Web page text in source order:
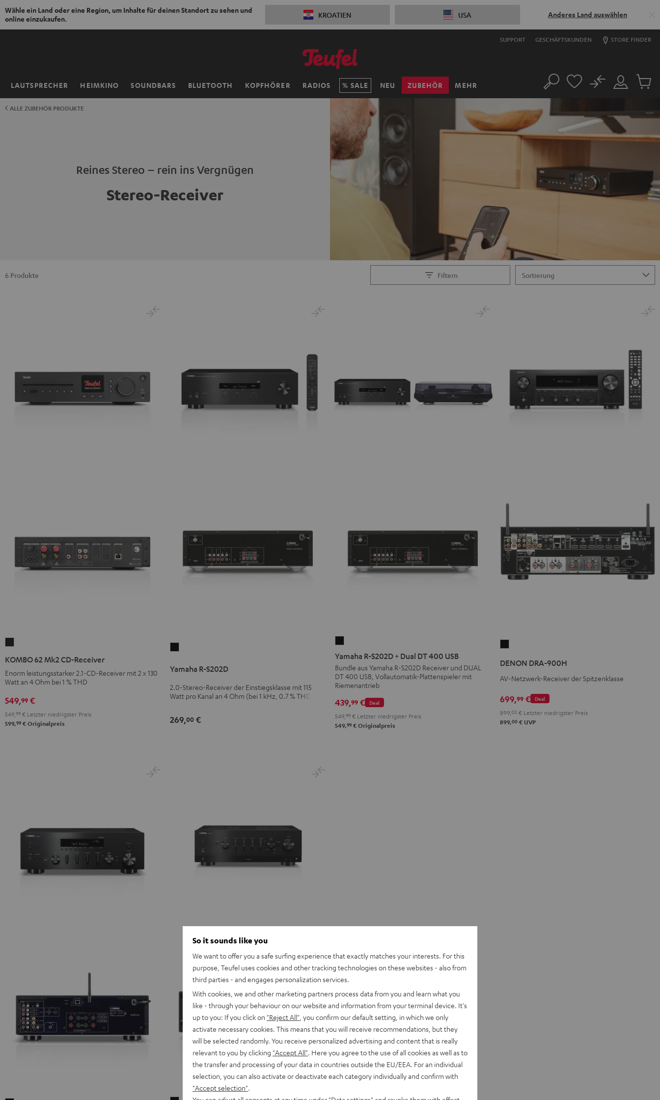
Wähle ein Land oder eine Region, um Inhalte für deinen Standort zu sehen und
online einzukaufen.
KROATIEN USA Anderes Land auswählen
ZUM
SUPPORT GESCHÄFTSKUNDEN STORE FINDER
LAUTSPRECHER HEIMKINO SOUNDBARS BLUETOOTH KOPFHÖRER RADIOS SALE NEU ZUBEHÖR MEHR
Startseite Suche
Mein
No
Artikel
ALLE ZUBEHÖR PRODUKTE
Reines Stereo – rein ins Vergnügen
Stereo-Receiver
Filtern
6 Produkte
CD-
Night
Black
KOMBO 62 Mk2 CD-Receiver
Enorm leistungsstarker 2.1-CD-Receiver mit 2 x 130
Watt an 4 Ohm bei 1 % THD
549,99 €
549,99 € Letzter niedrigster Preis
599,99 € Originalpreis
S202D
Schwarz
Yamaha R-S202D
2.0-Stereo-Receiver der Einstiegsklasse mit 115
Watt pro Kanal an 4 Ohm (bei 1 kHz, 0.7 % THD)
269,00 €
S202D
+
Dual
DT
USB
Yamaha R-S202D + Dual DT 400 USB
Bundle aus Yamaha R-S202D Receiver und DUAL
DT 400 USB, Vollautomatik-Plattenspieler mit
Riemenantrieb
Deal
439,99 €
549, 99 € Letzter niedrigster Preis
549,99 € Originalpreis
900H
Schwarz
DENON DRA-900H
AV-Netzwerk-Receiver der Spitzenklasse
Deal
699,99 €
899, 00 € Letzter niedrigster Preis
899,00 € UVP
So it sounds like you
We want to offer you a safe surfing experience that exactly matches your interests. For this
purpose, Teufel uses cookies and other tracking technologies on these websites - also from
third parties - and engages personalization services.
With cookies, we and other marketing partners process data from you and learn what you
like - through your behaviour on our website and information from your terminal device. It's
up to you: If you click on "Reject All" , you confirm our default setting, in which we only
activate necessary cookies. This means that you will receive recommendations, but they
will be selected randomly. You receive personalized advertising and content that is really
relevant to you by clicking "Accept All" . Here you agree to the use of all cookies as well as to
the transfer and processing of your data in countries outside the EU/EEA. For an individual
selection, you can also activate or deactivate each category individually and confirm with
"Accept selection"